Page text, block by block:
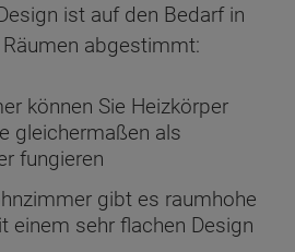
ist auf den Bedarf in
abgestimmt:
können Sie Heizkörper
gleichermaßen als
fungieren
gibt es raumhohe
einem sehr flachen Design